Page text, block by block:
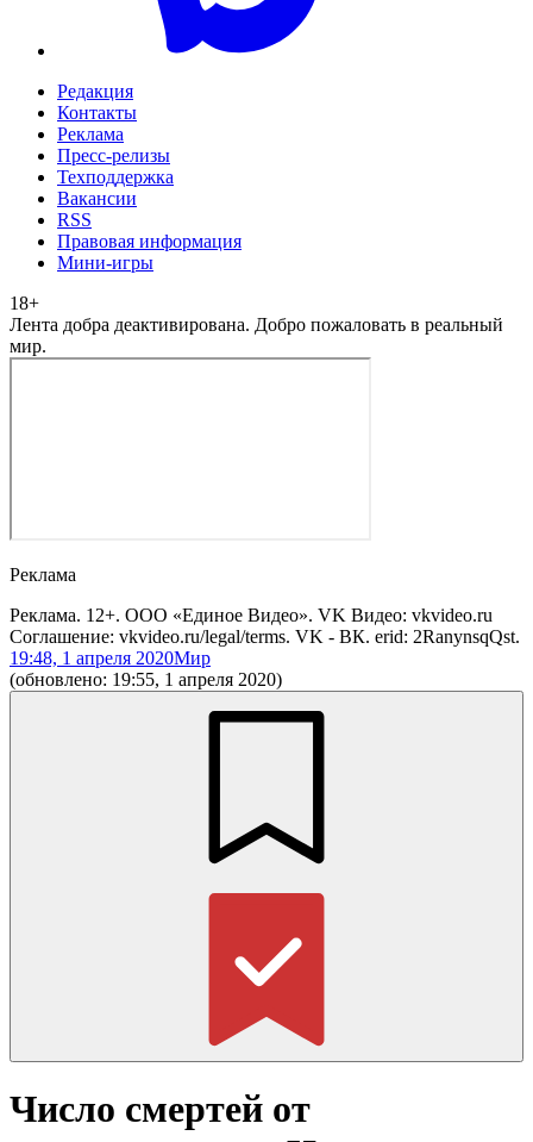
Редакция
Контакты
Реклама
Пресс-релизы
Техподдержка
Вакансии
RSS
Правовая информация
Мини-игры
18+
Лента добра деактивирована. Добро пожаловать в реальный
мир.
Реклама
Реклама. 12+. ООО «Единое Видео». VK Видео: vkvideo.ru
Соглашение: vkvideo.ru/legal/terms. VK - ВК. erid: 2RanynsqQst.
19:48, 1 апреля 2020Мир
(обновлено: 19:55, 1 апреля 2020)
Число смертей от